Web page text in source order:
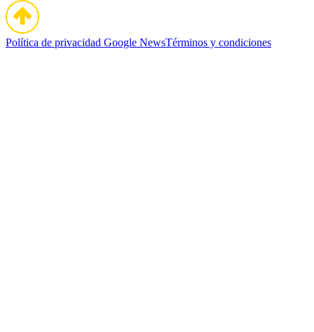
Política de privacidad Google NewsTérminos y condiciones